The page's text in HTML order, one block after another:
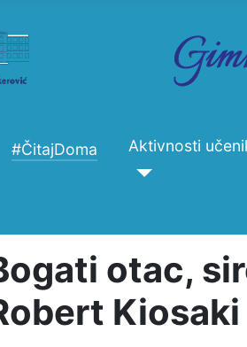
#ČitajDoma Aktivnosti
otac,
Kiosaki